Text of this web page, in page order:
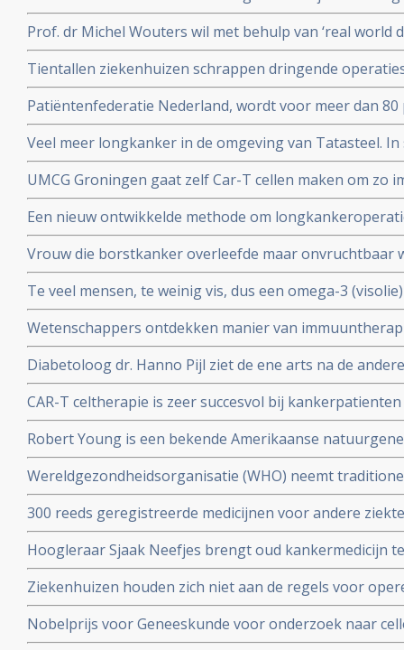
kankers. Blijkt uit onderzoek aan universiteit van
Prof. dr Michel Wouters wil met behulp van ‘real world
behandelprocessen verbeteren en studieresultaten
Tientallen ziekenhuizen schrappen dringende
operaties voor kankerpatienten en
Patiëntenfederatie Nederland, wordt voor meer dan
ministerie van Volksgezondheid en zorgverzekeraars
over hun onafhankelijkheid.
Veel meer longkanker in de omgeving van Tatasteel.
dan 50 procent meer longkanker voor in vergelijking
UMCG Groningen gaat zelf Car-T cellen maken om zo
cellen sneller en goedkoper te geven aan
Een nieuw ontwikkelde methode om
virtualrealitybril blijkt zeer succesvol. Aldus chirurgen
Vrouw die borstkanker overleefde maar onvruchtbaar
chemotherapie krijgt toch baby door ingevroren eitje
toe te passen.
Te veel mensen, te weinig vis, dus een omega-3
gepubliceerd in Nature
Wetenschappers ontdekken manier van
eiwit MR1 die voor alle vormen van kanker toepasbaar
Diabetoloog dr. Hanno Pijl ziet de ene arts na de
Nationaal gezondheidsplan om welvaartsziekten als
stoppen
CAR-T celtherapie is zeer succesvol bij
op te strenge milieueisen, stellen 4 Nederlandse top
Robert Young is een bekende Amerikaanse
boeken over niet toxische middelen en dieet maar
zijn verweer op video voor de Amerikaanse Commissie
Wereldgezondheidsorganisatie (WHO) neemt
TCM waaronder acupunctuur op in de International
Diseases and Related Health Problems (ICD).
300 reeds geregistreerde medicijnen voor andere
Oncology (ReDO) - hebben ook effect bij kanker blijkt
AntiCancer Fund
Hoogleraar Sjaak Neefjes brengt oud kankermedicijn
dit onderwerp in de uitzending van DWDD met Sjaak
Ziekenhuizen houden zich niet aan de regels voor
daarvoor gespecialiseerd ziekenhuis. Honderden
extra risico
Nobelprijs voor Geneeskunde voor onderzoek naar